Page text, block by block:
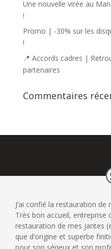
Une nouvelle virée au
!
Promo | -30% sur les
!
📍 Accords cadres |
partenaires
Commentaires
J’ai confié la restauration de
Très bon accueil, entreprise
restauration de mes jantes
que d’origine et superbe